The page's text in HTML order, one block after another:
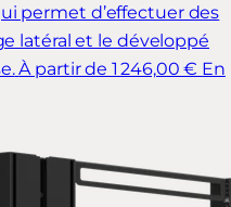
permet d’effectuer des
latéral et le développé
À partir de 1 246,00 € En